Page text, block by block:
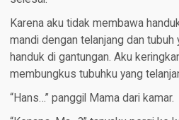
Karena aku tidak membawa
mandi dengan telanjang dan tubuh
handuk di gantungan. Aku
membungkus tubuhku yang
“Hans…” panggil Mama dari kamar.